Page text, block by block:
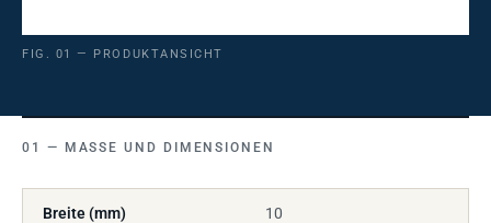
FIG. 01 — PRODUKTANSICHT
MASSE UND DIMENSIONEN
Breite (mm) 10